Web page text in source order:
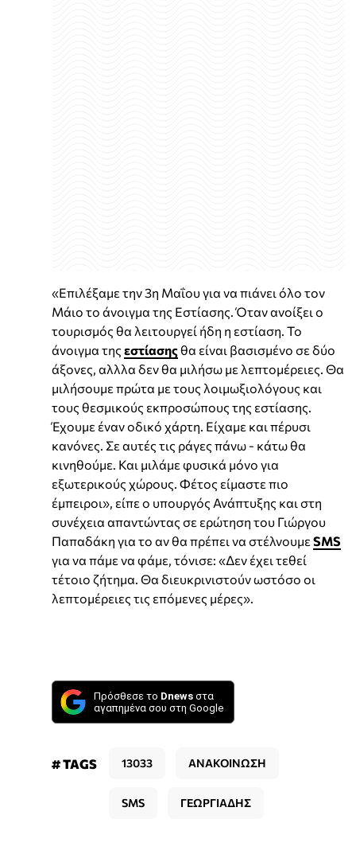
«Επιλέξαμε την 3η Μαΐου για να πιάνει όλο τον
Μάιο το άνοιγμα της Εστίασης. Όταν ανοίξει ο
τουρισμός θα λειτουργεί ήδη η εστίαση. Το
άνοιγμα της εστίασηςθα είναι βασισμένο σε δύο
άξονες, αλλλα δεν θα μιλήσω με λεπτομέρειες. Θα
μιλήσουμε πρώτα με τους λοιμωξιολόγους και
τους θεσμικούς εκπροσώπους της εστίασης.
Έχουμε έναν οδικό χάρτη. Είχαμε και πέρυσι
κανόνες. Σε αυτές τις ράγες πάνω - κάτω θα
κινηθούμε. Και μιλάμε φυσικά μόνο για
εξωτερικούς χώρους. Φέτος είμαστε πιο
έμπειροι», είπε ο υπουργός Ανάπτυξης και στη
συνέχεια απαντώντας σε ερώτηση του Γιώργου
Παπαδάκη για το αν θα πρέπει να στέλνουμε SMS
για να πάμε να φάμε, τόνισε: «Δεν έχει τεθεί
τέτοιο ζήτημα. Θα διευκρινιστούν ωστόσο οι
λεπτομέρειες τις επόμενες μέρες».
Πρόσθεσε το Dnews στα
αγαπημένα σου στη Google
# TAGS 13033 ΑΝΑΚΟΙΝΩΣΗ
SMS ΓΕΩΡΓΙΑΔΗΣ